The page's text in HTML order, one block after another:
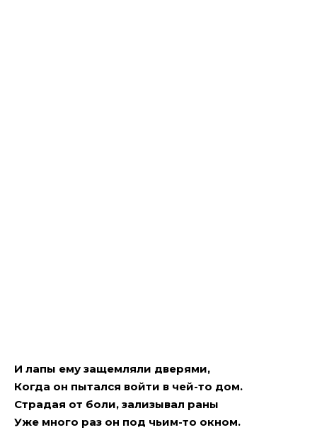
И лапы ему защемляли дверями,
Когда он пытался войти в чей-то дом.
Страдая от боли, зализывал раны
Уже много раз он под чьим-то окном.